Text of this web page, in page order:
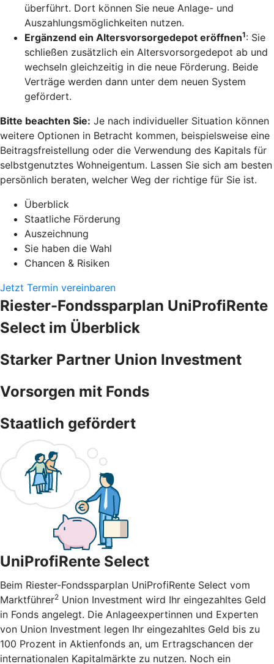
überführt. Dort können Sie neue Anlage- und
Auszahlungsmöglichkeiten nutzen.
Ergänzend ein Altersvorsorgedepot eröffnen1: Sie
schließen zusätzlich ein Altersvorsorgedepot ab und
wechseln gleichzeitig in die neue Förderung. Beide
Verträge werden dann unter dem neuen System
gefördert.
Bitte beachten Sie: Je nach individueller Situation können
weitere Optionen in Betracht kommen, beispielsweise eine
Beitragsfreistellung oder die Verwendung des Kapitals für
selbstgenutztes Wohneigentum. Lassen Sie sich am besten
persönlich beraten, welcher Weg der richtige für Sie ist.
Überblick
Staatliche Förderung
Auszeichnung
Sie haben die Wahl
Chancen & Risiken
Jetzt Termin vereinbaren
Riester-Fondssparplan UniProfiRente
Select im Überblick
Starker Partner Union Investment
Vorsorgen mit Fonds
Staatlich gefördert
UniProfiRente Select
Beim Riester-Fondssparplan UniProfiRente Select vom
Marktführer2 Union Investment wird Ihr eingezahltes Geld
in Fonds angelegt. Die Anlageexpertinnen und Experten
von Union Investment legen Ihr eingezahltes Geld bis zu
100 Prozent in Aktienfonds an, um Ertragschancen der
internationalen Kapitalmärkte zu nutzen. Noch ein